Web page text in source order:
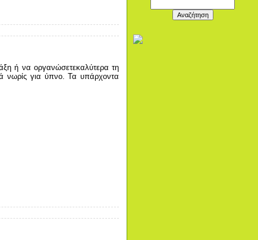
ή να οργανώσετεκαλύτερα τη
νωρίς για ύπνο. Τα υπάρχοντα